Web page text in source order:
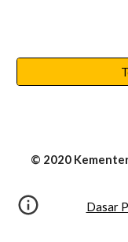
© 2020
Dasar